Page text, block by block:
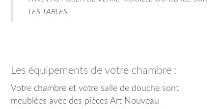
LES TABLES.
Les équipements de votre chambre :
Votre chambre et votre salle de douche sont
meublées avec des pièces Art Nouveau